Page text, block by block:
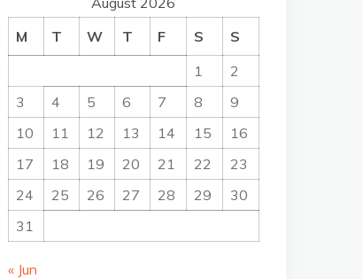
M
T W T F S
S
1
2
3
4 5 6 7 8
9
10
11 12 13 14 15
16
17
18 19 20 21 22
23
24
25 26 27 28 29
30
31
« Jun